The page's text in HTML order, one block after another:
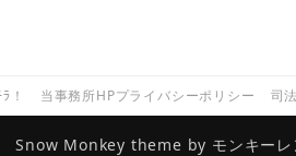
！ 当事務所HPプライバシーポリシー 司
Snow Monkey theme by モンキーレ